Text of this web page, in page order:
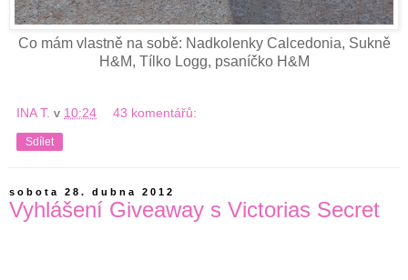
Co mám vlastně na sobě: Nadkolenky Calcedonia, Sukně
H&M, Tílko Logg, psaníčko H&M
INA T. v 10:24 43 komentářů:
Sdílet
sobota 28. dubna 2012
Vyhlášení Giveaway s Victorias Secret